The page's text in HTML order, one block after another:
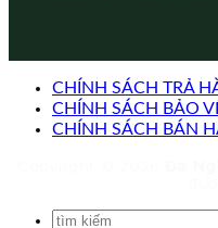
CHÍNH SÁCH TRẢ
CHÍNH SÁCH BẢO
CHÍNH SÁCH BÁN